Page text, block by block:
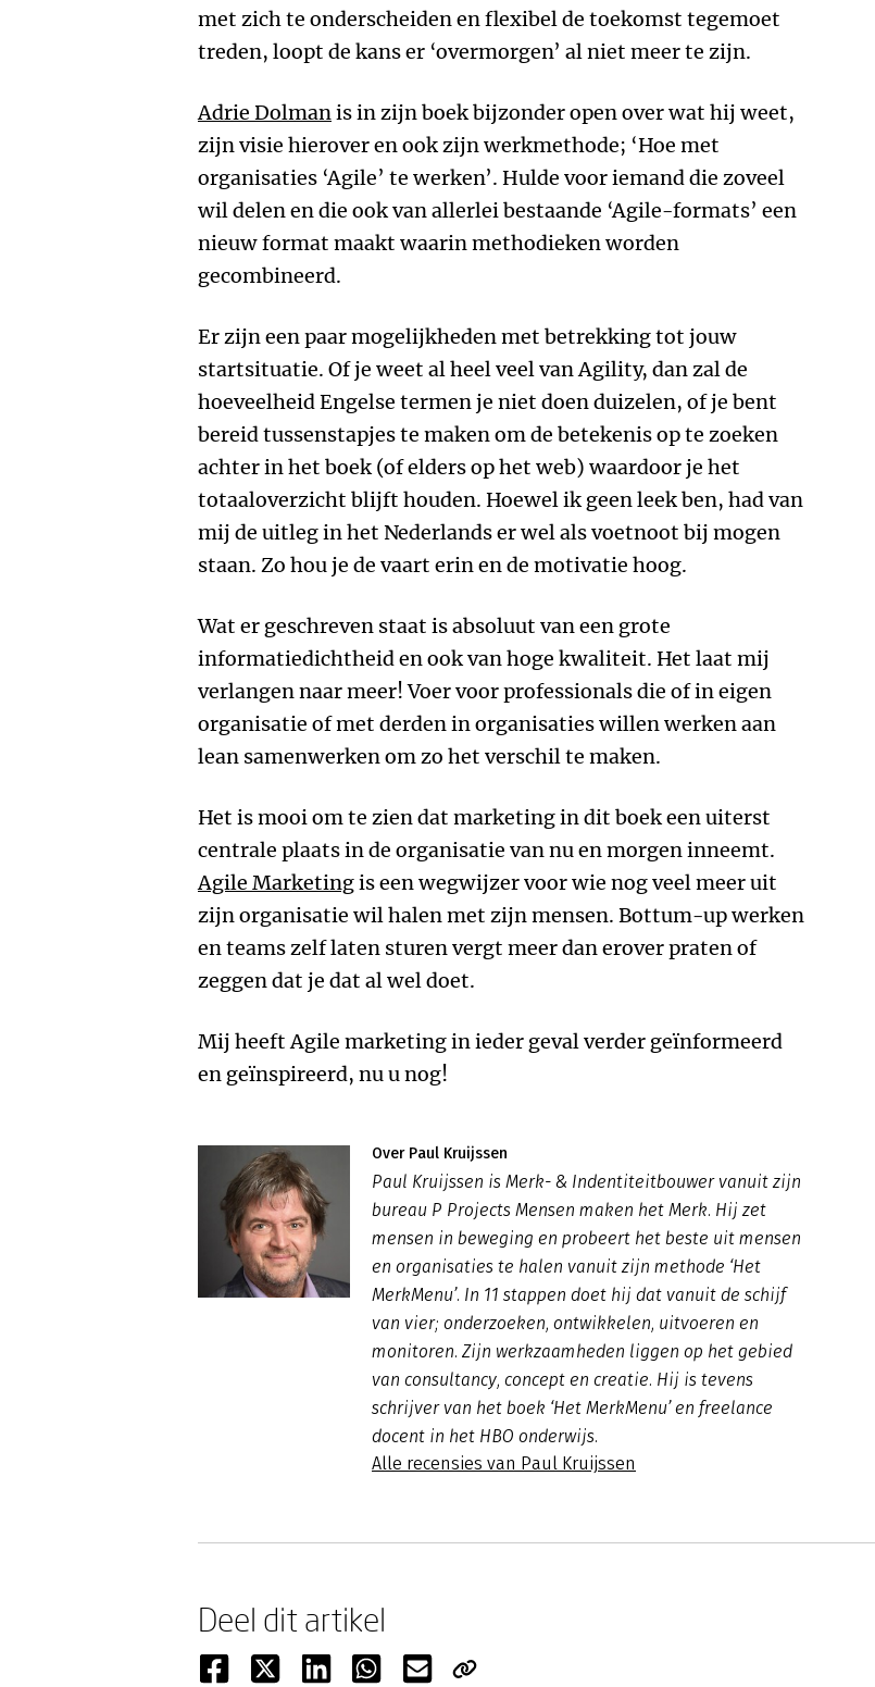
met zich te onderscheiden en flexibel de toekomst tegemoet
treden, loopt de kans er ‘overmorgen’ al niet meer te zijn.
Adrie Dolmanis in zijn boek bijzonder open over wat hij weet,
zijn visie hierover en ook zijn werkmethode; ‘Hoe met
organisaties ‘Agile’ te werken’. Hulde voor iemand die zoveel
wil delen en die ook van allerlei bestaande ‘Agile-formats’ een
nieuw format maakt waarin methodieken worden
gecombineerd.
Er zijn een paar mogelijkheden met betrekking tot jouw
startsituatie. Of je weet al heel veel van Agility, dan zal de
hoeveelheid Engelse termen je niet doen duizelen, of je bent
bereid tussenstapjes te maken om de betekenis op te zoeken
achter in het boek (of elders op het web) waardoor je het
totaaloverzicht blijft houden. Hoewel ik geen leek ben, had van
mij de uitleg in het Nederlands er wel als voetnoot bij mogen
staan. Zo hou je de vaart erin en de motivatie hoog.
Wat er geschreven staat is absoluut van een grote
informatiedichtheid en ook van hoge kwaliteit. Het laat mij
verlangen naar meer! Voer voor professionals die of in eigen
organisatie of met derden in organisaties willen werken aan
lean samenwerken om zo het verschil te maken.
Het is mooi om te zien dat marketing in dit boek een uiterst
centrale plaats in de organisatie van nu en morgen inneemt.
Agile Marketingis een wegwijzer voor wie nog veel meer uit
zijn organisatie wil halen met zijn mensen. Bottum-up werken
en teams zelf laten sturen vergt meer dan erover praten of
zeggen dat je dat al wel doet.
Mij heeft Agile marketing in ieder geval verder geïnformeerd
en geïnspireerd, nu u nog!
Over Paul Kruijssen
Paul Kruijssen is Merk- & Indentiteitbouwer vanuit zijn
bureau P Projects Mensen maken het Merk. Hij zet
mensen in beweging en probeert het beste uit mensen
en organisaties te halen vanuit zijn methode ‘Het
MerkMenu’. In 11 stappen doet hij dat vanuit de schijf
van vier; onderzoeken, ontwikkelen, uitvoeren en
monitoren. Zijn werkzaamheden liggen op het gebied
van consultancy, concept en creatie. Hij is tevens
schrijver van het boek ‘Het MerkMenu’ en freelance
docent in het HBO onderwijs.
Alle recensies van Paul Kruijssen
Deel dit artikel